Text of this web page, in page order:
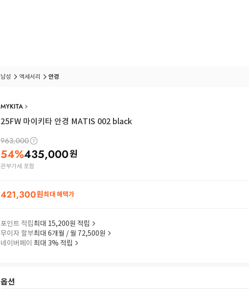
남성 액세서리 안경
MYKITA
25FW 마이키타 안경 MATIS 002 black
963,000
54%435,000원
관부가세 포함
421,300원최대 혜택가
포인트 적립최대 15,200원 적립
무이자 할부최대 6개월 / 월 72,500원
네이버페이 최대 3% 적립
옵션